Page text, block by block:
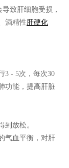
致肝细胞受损，
酒精性肝硬化
3 - 5次，每次30
功能，提高肝脏
到放松。
气血平衡，对肝